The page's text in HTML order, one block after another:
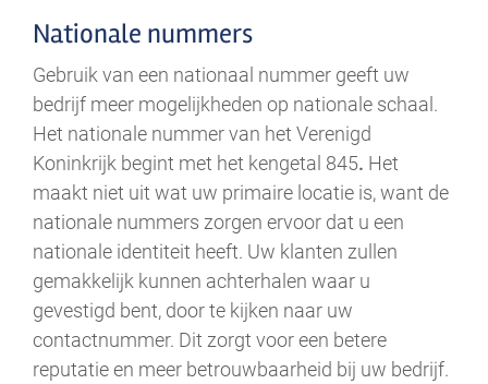
Nationale nummers
Gebruik van een nationaal nummer geeft uw
bedrijf meer mogelijkheden op nationale schaal.
Het nationale nummer van het Verenigd
Koninkrijk begint met het kengetal 845. Het
maakt niet uit wat uw primaire locatie is, want de
nationale nummers zorgen ervoor dat u een
nationale identiteit heeft. Uw klanten zullen
gemakkelijk kunnen achterhalen waar u
gevestigd bent, door te kijken naar uw
contactnummer. Dit zorgt voor een betere
reputatie en meer betrouwbaarheid bij uw bedrijf.